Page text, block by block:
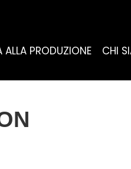
ALLA PRODUZIONE CHI